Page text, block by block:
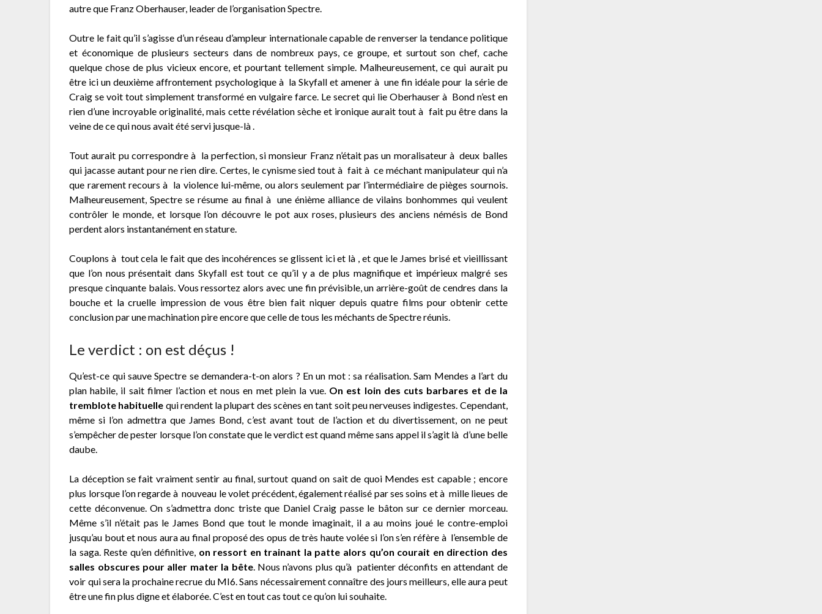
autre que Franz Oberhauser, leader de l’organisation Spectre.
Outre le fait qu’il s’agisse d’un réseau d’ampleur internationale capable de renverser la tendance politique
et économique de plusieurs secteurs dans de nombreux pays, ce groupe, et surtout son chef, cache
quelque chose de plus vicieux encore, et pourtant tellement simple. Malheureusement, ce qui aurait pu
être ici un deuxième affrontement psychologique à la Skyfall et amener à une fin idéale pour la série de
Craig se voit tout simplement transformé en vulgaire farce. Le secret qui lie Oberhauser à Bond n’est en
rien d’une incroyable originalité, mais cette révélation sèche et ironique aurait tout à fait pu être dans la
veine de ce qui nous avait été servi jusque-là .
Tout aurait pu correspondre à la perfection, si monsieur Franz n’était pas un moralisateur à deux balles
qui jacasse autant pour ne rien dire. Certes, le cynisme sied tout à fait à ce méchant manipulateur qui n’a
que rarement recours à la violence lui-même, ou alors seulement par l’intermédiaire de pièges sournois.
Malheureusement, Spectre se résume au final à une énième alliance de vilains bonhommes qui veulent
contrôler le monde, et lorsque l’on découvre le pot aux roses, plusieurs des anciens némésis de Bond
perdent alors instantanément en stature.
Couplons à tout cela le fait que des incohérences se glissent ici et là , et que le James brisé et vieillissant
que l’on nous présentait dans Skyfall est tout ce qu’il y a de plus magnifique et impérieux malgré ses
presque cinquante balais. Vous ressortez alors avec une fin prévisible, un arrière-goût de cendres dans la
bouche et la cruelle impression de vous être bien fait niquer depuis quatre films pour obtenir cette
conclusion par une machination pire encore que celle de tous les méchants de Spectre réunis.
Le verdict : on est déçus !
Qu’est-ce qui sauve Spectre se demandera-t-on alors ? En un mot : sa réalisation. Sam Mendes a l’art du
plan habile, il sait filmer l’action et nous en met plein la vue. On est loin des cuts barbares et de la
tremblote habituelle qui rendent la plupart des scènes en tant soit peu nerveuses indigestes. Cependant,
même si l’on admettra que James Bond, c’est avant tout de l’action et du divertissement, on ne peut
s’empêcher de pester lorsque l’on constate que le verdict est quand même sans appel il s’agit là d’une belle
daube.
La déception se fait vraiment sentir au final, surtout quand on sait de quoi Mendes est capable ; encore
plus lorsque l’on regarde à nouveau le volet précédent, également réalisé par ses soins et à mille lieues de
cette déconvenue. On s’admettra donc triste que Daniel Craig passe le bâton sur ce dernier morceau.
Même s’il n’était pas le James Bond que tout le monde imaginait, il a au moins joué le contre-emploi
jusqu’au bout et nous aura au final proposé des opus de très haute volée si l’on s’en réfère à l’ensemble de
la saga. Reste qu’en définitive, on ressort en trainant la patte alors qu’on courait en direction des
salles obscures pour aller mater la bête. Nous n’avons plus qu’à patienter déconfits en attendant de
voir qui sera la prochaine recrue du MI6. Sans nécessairement connaître des jours meilleurs, elle aura peut
être une fin plus digne et élaborée. C’est en tout cas tout ce qu’on lui souhaite.